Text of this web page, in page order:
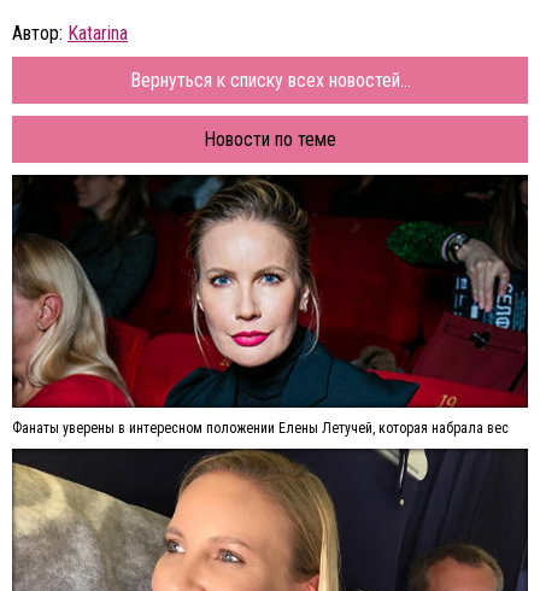
Автор: Katarina
Вернуться к списку всех новостей...
Новости по теме
Фанаты уверены в интересном положении Елены Летучей, которая набрала вес